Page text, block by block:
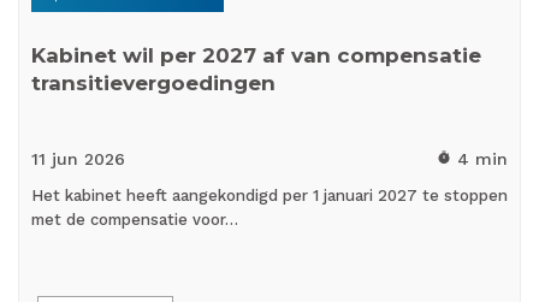
Kabinet wil per 2027 af van compensatie
transitievergoedingen
11 jun 2026 timer 4 min
Het kabinet heeft aangekondigd per 1 januari 2027 te stoppen
met de compensatie voor…